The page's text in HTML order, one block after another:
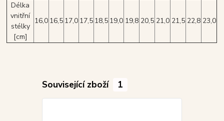
Délka
vnitřní
stélky
[cm]
16,0 16,5 17,0 17,5 18,5 19,0 19,8 20,5 21,0 21,5 22,8 23,0
Související zboží 1